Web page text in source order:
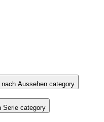
Aussehen category
Serie category